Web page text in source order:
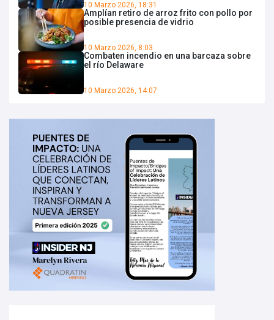
10 Marzo 2026, 18:31
Amplían retiro de arroz frito con pollo por
posible presencia de vidrio
10 Marzo 2026, 8:03
Combaten incendio en una barcaza sobre
el río Delaware
10 Marzo 2026, 14:07